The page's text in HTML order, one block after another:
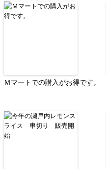
Ｍマートでの購入がお得です。